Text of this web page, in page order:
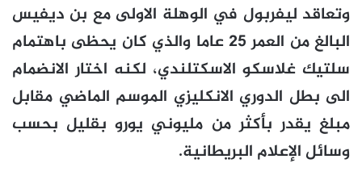
وتعاقد ليفربول في الوهلة الاولى مع بن ديفيس
البالغ من العمر 25 عاما والذي كان يحظى باهتمام
سلتيك غلاسكو الاسكتلندي، لكنه اختار الانضمام
الى بطل الدوري الانكليزي الموسم الماضي مقابل
مبلغ يقدر بأكثر من مليوني يورو بقليل بحسب
وسائل الإعلام البريطانية.